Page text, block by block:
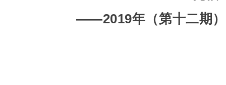
——2019年（第十二期）